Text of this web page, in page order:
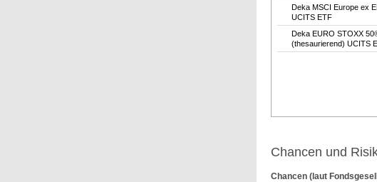
Deka MSCI Europe ex
UCITS ETF
Deka EURO STOXX
(thesaurierend) UCITS
Chancen und
Chancen (laut